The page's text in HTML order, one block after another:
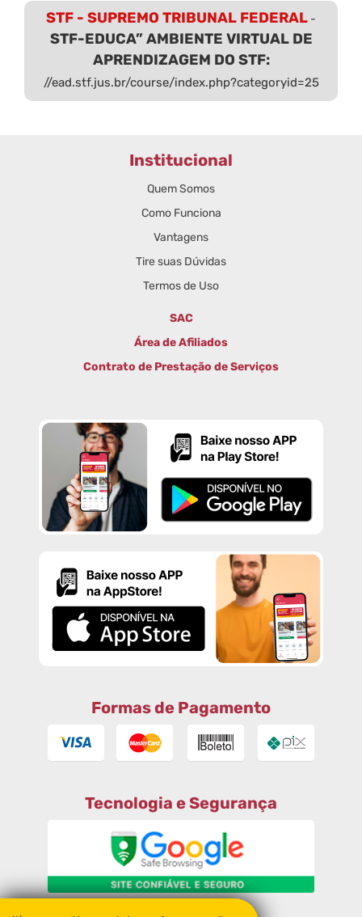
STF - SUPREMO TRIBUNAL FEDERAL -
STF-EDUCA” AMBIENTE VIRTUAL DE
APRENDIZAGEM DO STF:
//ead.stf.jus.br/course/index.php?categoryid=25
Institucional
Quem Somos
Como Funciona
Vantagens
Tire suas Dúvidas
Termos de Uso
SAC
Área de Afiliados
Contrato de Prestação de Serviços
Formas de Pagamento
Tecnologia e Segurança